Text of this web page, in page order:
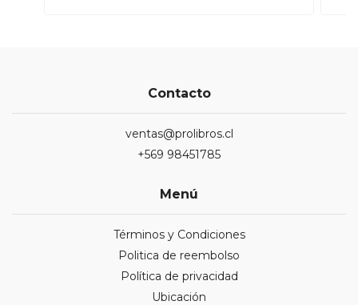
Contacto
ventas@prolibros.cl
+569 98451785
Menú
Términos y Condiciones
Politica de reembolso
Política de privacidad
Ubicación